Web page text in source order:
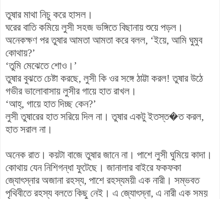
তুষার মাথা নিচু করে হাসল।
ঘরের বাতি কমিয়ে লুসী সহজ ভঙ্গিতে বিছানায় শুয়ে পড়ল।
অনেকক্ষণ পর তুষার আমতা আমতা করে বলল, ‘ইয়ে, আমি ঘুমুব
কোথায়?’
‘তুমি মেঝেতে শোও।’
তুষার বুঝতে চেষ্টা করছে, লুসী কি ওর সঙ্গে ঠাট্টা করল! তুষার উঠে
গভীর ভালোবাসায় লুসীর গায়ে হাত রাখল।
‘আহ্‌, গায়ে হাত দিচ্ছ কেন?’
লুসী তুষারের হাত সরিয়ে দিল না। তুষার একটু ইতস্ত�ত করল,
হাত সরাল না।
অনেক রাত। কয়টা বাজে তুষার জানে না। পাশে লুসী ঘুমিয়ে কাদা।
কোথায় যেন নিশিগন্ধা ফুটেছে। জানালার বাইরে ফকফকা
জ্যোৎস্নার অজানা রহস্য, পাশে রহস্যময়ী এক নারী। সম্ভবত
পৃথিবীতে রহস্য বলতে কিছু নেই। এ জ্যোৎস্না, এ নারী এক সময়